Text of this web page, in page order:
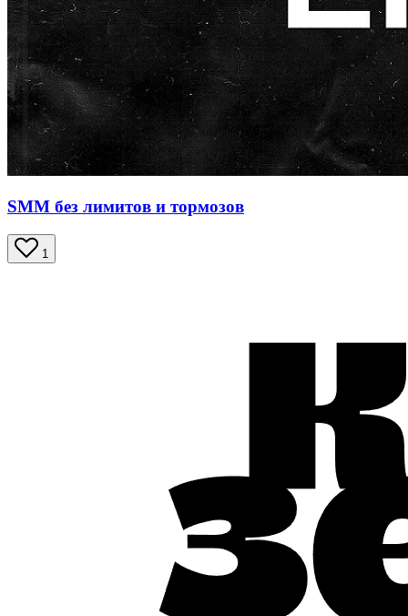
SMM без лимитов и тормозов
1